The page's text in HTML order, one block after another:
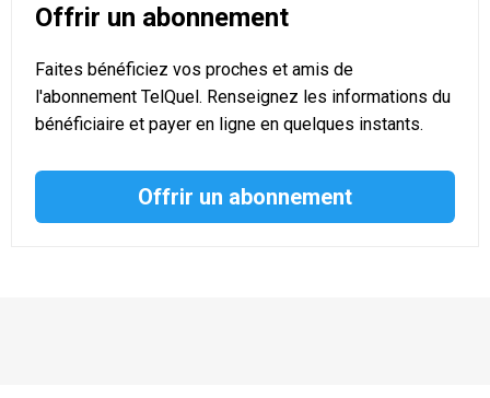
Offrir un abonnement
Faites bénéficiez vos proches et amis de
l'abonnement TelQuel. Renseignez les informations du
bénéficiaire et payer en ligne en quelques instants.
Offrir un abonnement